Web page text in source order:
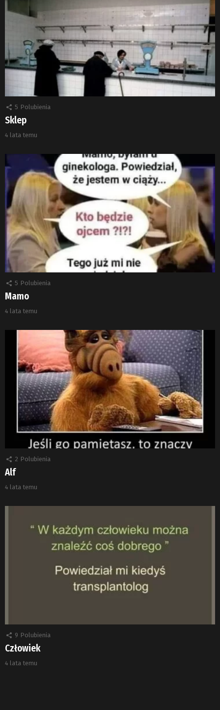
5 Polubienia
Sklep
4 lata temu
5 Polubienia
Mamo
4 lata temu
2 Polubienia
Alf
4 lata temu
9 Polubienia
Człowiek
4 lata temu